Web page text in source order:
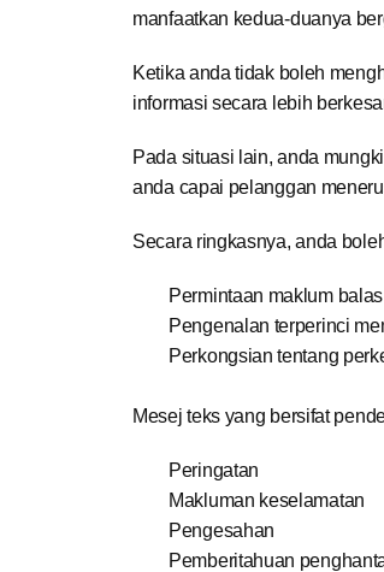
manfaatkan kedua-duanya
Ketika anda tidak boleh
informasi secara lebih
Pada situasi lain, anda
anda capai pelanggan
Secara ringkasnya, anda
Permintaan maklum
Pengenalan terperinci
Perkongsian tentang
Mesej teks yang bersifat
Peringatan
Makluman keselamatan
Pengesahan
Pemberitahuan